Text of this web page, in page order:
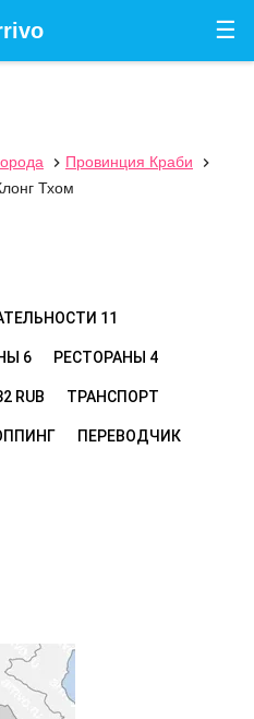
☰
 Провинция Краби

Тхом
11
6 РЕСТОРАНЫ 4
RUB ТРАНСПОРТ
ПЕРЕВОДЧИК